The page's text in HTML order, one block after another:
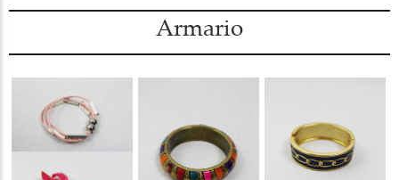
Armario